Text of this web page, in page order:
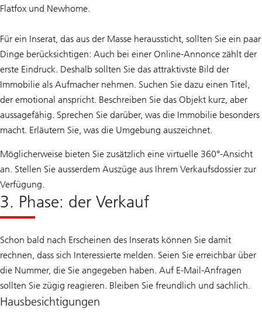
Flatfox und Newhome.
Für ein Inserat, das aus der Masse heraussticht, sollten Sie ein paar
Dinge berücksichtigen: Auch bei einer Online-Annonce zählt der
erste Eindruck. Deshalb sollten Sie das attraktivste Bild der
Immobilie als Aufmacher nehmen. Suchen Sie dazu einen Titel,
der emotional anspricht. Beschreiben Sie das Objekt kurz, aber
aussagefähig. Sprechen Sie darüber, was die Immobilie besonders
macht. Erläutern Sie, was die Umgebung auszeichnet.
Möglicherweise bieten Sie zusätzlich eine virtuelle 360°-Ansicht
an. Stellen Sie ausserdem Auszüge aus Ihrem Verkaufsdossier zur
Verfügung.
3. Phase: der Verkauf
Schon bald nach Erscheinen des Inserats können Sie damit
rechnen, dass sich Interessierte melden. Seien Sie erreichbar über
die Nummer, die Sie angegeben haben. Auf E-Mail-Anfragen
sollten Sie zügig reagieren. Bleiben Sie freundlich und sachlich.
Hausbesichtigungen